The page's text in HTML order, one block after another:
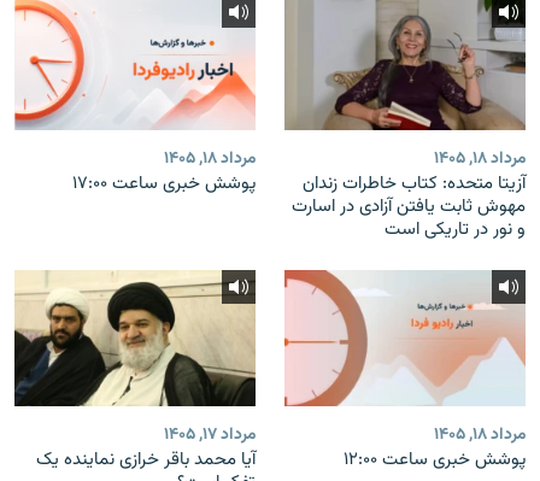
مرداد ۱۸, ۱۴۰۵
آزیتا متحده: کتاب خاطرات زندان
مهوش ثابت یافتن آزادی در اسارت
و نور در تاریکی است
مرداد ۱۸, ۱۴۰۵
پوشش خبری ساعت ۱۷:۰۰
مرداد ۱۸, ۱۴۰۵
پوشش خبری ساعت ۱۲:۰۰
مرداد ۱۷, ۱۴۰۵
آیا محمد باقر خرازی نماینده یک